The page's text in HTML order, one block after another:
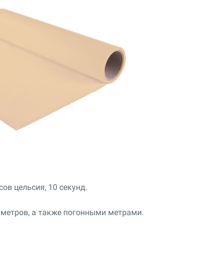
цельсия, 10 секунд.
метров, а также погонными метрами.